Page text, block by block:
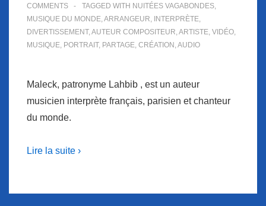
COMMENTS
TAGGED WITH NUITÉES VAGABONDES,
MUSIQUE DU MONDE,ARRANGEUR, INTERPRÈTE,
DIVERTISSEMENT,AUTEUR COMPOSITEUR,ARTISTE, VIDÉO,
MUSIQUE, PORTRAIT, PARTAGE, CRÉATION ,AUDIO
Maleck, patronyme Lahbib , est un auteur
musicien interprète français, parisien et chanteur
du monde.
Lire la suite ›